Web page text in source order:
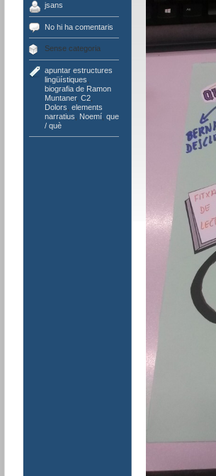
jsans
No hi ha comentaris
Sense categoria
apuntar estructures
lingüístiques
biografia de Ramon
Muntaner, C2,
Dolors elements
narratius
Noemí, que
/ què